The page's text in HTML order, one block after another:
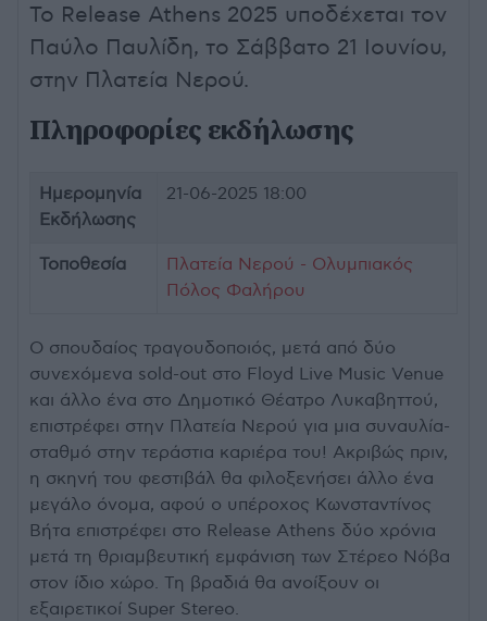
Το Release Athens 2025 υποδέχεται τον
Παύλο Παυλίδη, το Σάββατο 21 Ιουνίου,
στην Πλατεία Νερού.
Πληροφορίες εκδήλωσης
Ημερομηνία
Εκδήλωσης
21-06-2025 18:00
Τοποθεσία
Πλατεία Νερού - Ολυμπιακός
Πόλος Φαλήρου
Ο σπουδαίος τραγουδοποιός, μετά από δύο
συνεχόμενα sold-out στο Floyd Live Music Venue
και άλλο ένα στο Δημοτικό Θέατρο Λυκαβηττού,
επιστρέφει στην Πλατεία Νερού για μια συναυλία-
σταθμό στην τεράστια καριέρα του! Ακριβώς πριν,
η σκηνή του φεστιβάλ θα φιλοξενήσει άλλο ένα
μεγάλο όνομα, αφού ο υπέροχος Κωνσταντίνος
Βήτα επιστρέφει στο Release Athens δύο χρόνια
μετά τη θριαμβευτική εμφάνιση των Στέρεο Νόβα
στον ίδιο χώρο. Τη βραδιά θα ανοίξουν οι
εξαιρετικοί Super Stereo.